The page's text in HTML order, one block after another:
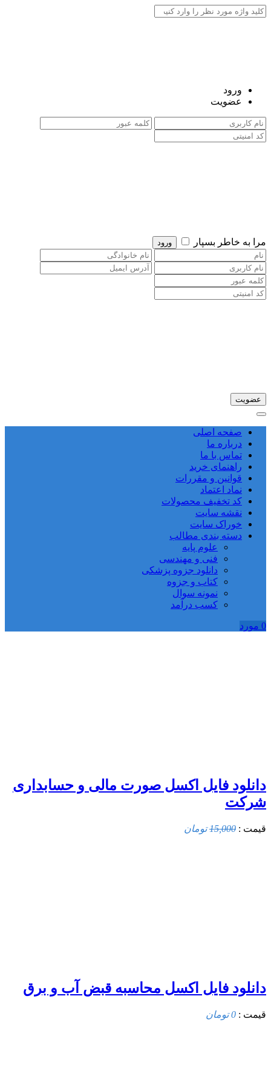
ورود
عضویت
مرا به خاطر بسپار
صفحه اصلی
درباره ما
تماس با ما
راهنمای خرید
قوانین و مقررات
نماد اعتماد
کد تخفیف محصولات
نقشه سایت
خوراک سایت
دسته بندی مطالب
علوم پایه
فنی و مهندسی
دانلود جزوه پزشکی
کتاب و جزوه
نمونه سوال
کسب درآمد
0 مورد
دانلود فایل اکسل صورت مالی و حسابداری
شرکت
قیمت : 15,000تومان
دانلود فایل اکسل محاسبه قبض آب و برق
قیمت : 0 تومان